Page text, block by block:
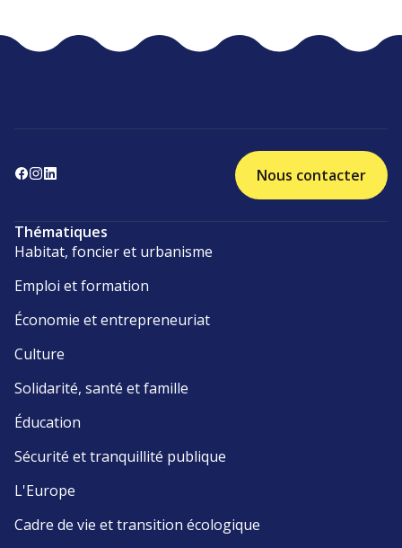
Nous contacter
Thématiques
Habitat, foncier et urbanisme
Emploi et formation
Économie et entrepreneuriat
Culture
Solidarité, santé et famille
Éducation
Sécurité et tranquillité publique
L'Europe
Cadre de vie et transition écologique